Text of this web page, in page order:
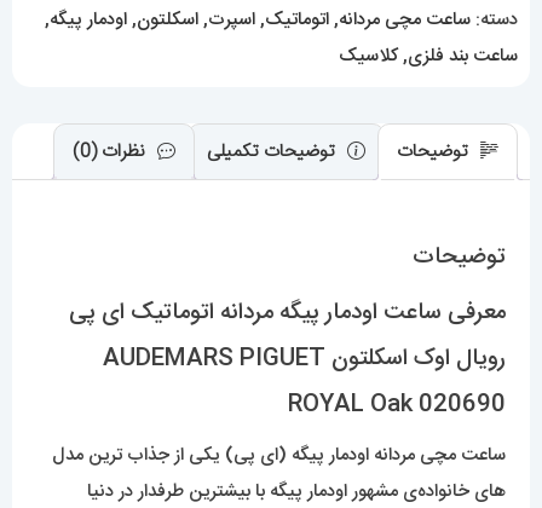
AUDEMARS
ROYAL
Oak
عدد
دسته: ساعت مچی مردانه,اتوماتیک,اسپرت,اسکلتون,اودمار پیگه,
ساعت بند فلزی,کلاسیک
توضیحات توضیحات تکمیلی نظرات (0)
توضیحات
معرفی ساعت اودمار پیگه مردانه اتوماتیک ای پی
رویال اوک اسکلتون AUDEMARS PIGUET
ROYAL Oak 020690
ساعت مچی مردانه اودمار پیگه (ای پی) یکی از جذاب ترین مدل
های خانواده‌ی مشهور اودمار پیگه با بیشترین طرفدار در دنیا